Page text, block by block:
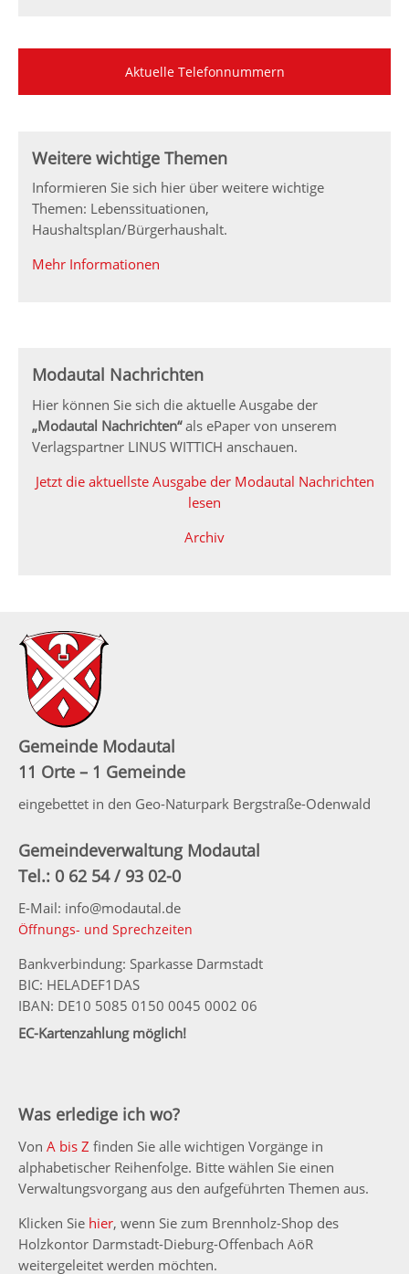
Aktuelle Telefonnummern
Weitere wichtige Themen
Informieren Sie sich hier über weitere wichtige
Themen: Lebenssituationen,
Haushaltsplan/Bürgerhaushalt.
Mehr Informationen
Modautal Nachrichten
Hier können Sie sich die aktuelle Ausgabe der
„Modautal Nachrichten“als ePaper von unserem
Verlagspartner LINUS WITTICH anschauen.
Jetzt die aktuellste Ausgabe der Modautal Nachrichten
lesen
Archiv
Gemeinde Modautal
11 Orte – 1 Gemeinde
eingebettet in den Geo-Naturpark Bergstraße-Odenwald
Gemeindeverwaltung Modautal
Tel.: 0 62 54 / 93 02-0
E-Mail: info@modautal.de
Öffnungs- und Sprechzeiten
Bankverbindung: Sparkasse Darmstadt
BIC: HELADEF1DAS
IBAN: DE10 5085 0150 0045 0002 06
EC-Kartenzahlung möglich!
Was erledige ich wo?
Von A bis Z finden Sie alle wichtigen Vorgänge in
alphabetischer Reihenfolge. Bitte wählen Sie einen
Verwaltungsvorgang aus den aufgeführten Themen aus.
Klicken Sie hier, wenn Sie zum Brennholz-Shop des
Holzkontor Darmstadt-Dieburg-Offenbach AöR
weitergeleitet werden möchten.